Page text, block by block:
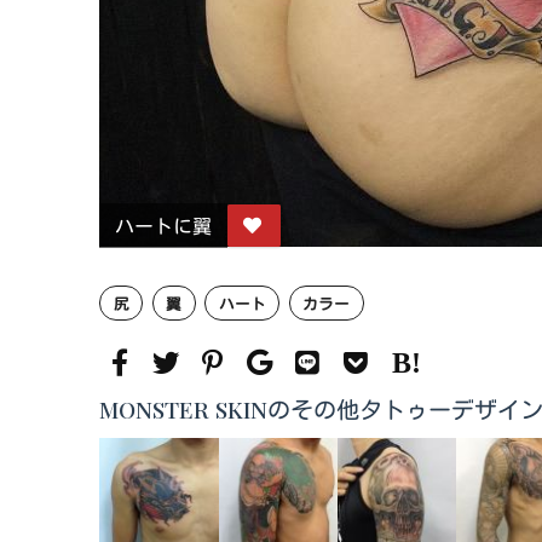
ハートに翼
尻 翼 ハート カラー
MONSTER SKINのその他タトゥーデザイ